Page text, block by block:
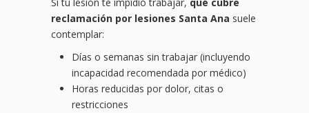
reclamación por lesiones Santa Ana suele
contemplar:
Días o semanas sin trabajar (incluyendo
incapacidad recomendada por médico)
Horas reducidas por dolor, citas o
restricciones